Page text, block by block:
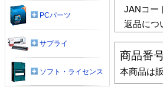
JANコー
返品につ
商品番
本商品は
PCパーツ
サプライ
ソフト・ライセンス